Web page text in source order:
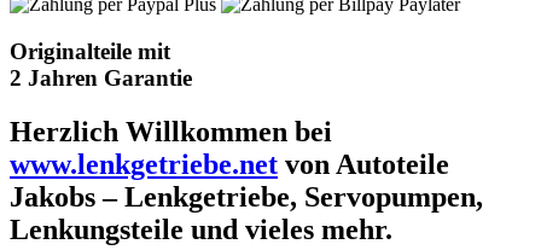
Originalteile mit
2 Jahren Garantie
Herzlich Willkommen bei
www.lenkgetriebe.net von Autoteile
Jakobs – Lenkgetriebe, Servopumpen,
Lenkungsteile und vieles mehr.